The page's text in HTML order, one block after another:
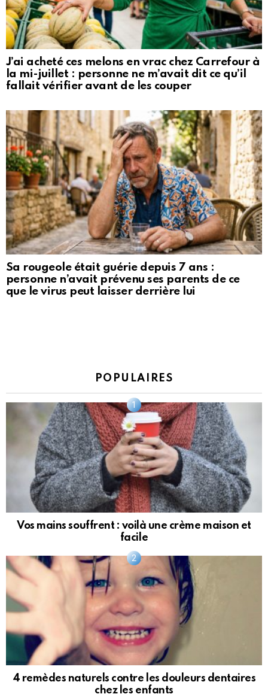
J’ai acheté ces melons en vrac chez Carrefour à
la mi-juillet : personne ne m’avait dit ce qu’il
fallait vérifier avant de les couper
Sa rougeole était guérie depuis 7 ans :
personne n’avait prévenu ses parents de ce
que le virus peut laisser derrière lui
POPULAIRES
Vos mains souffrent : voilà une crème maison et
facile
4 remèdes naturels contre les douleurs dentaires
chez les enfants